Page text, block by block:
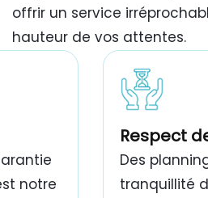
offrir un service
hauteur de vos attentes.
travaux de peinture
notre
Respect
Des
tranquillité